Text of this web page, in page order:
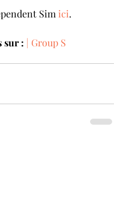
Sim ici.
sur : | Group S